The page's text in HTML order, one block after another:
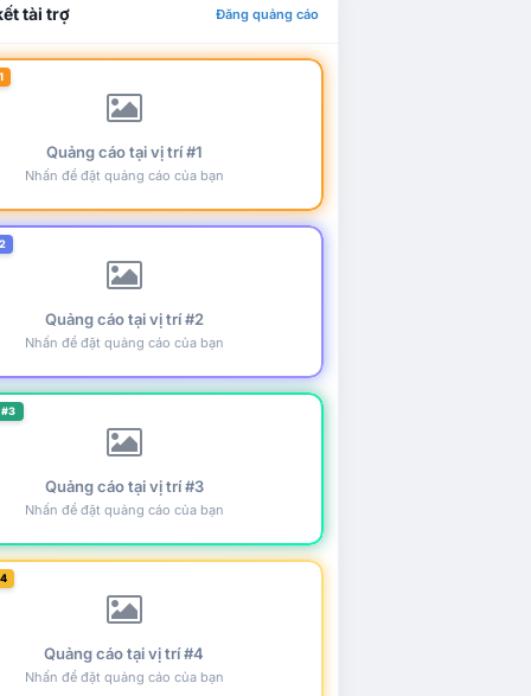
tài trợ Đăng quảng cáo
Quảng cáo tại vị trí #1
Nhấn để đặt quảng cáo của bạn
Quảng cáo tại vị trí #2
Nhấn để đặt quảng cáo của bạn
Quảng cáo tại vị trí #3
Nhấn để đặt quảng cáo của bạn
Quảng cáo tại vị trí #4
Nhấn để đặt quảng cáo của bạn